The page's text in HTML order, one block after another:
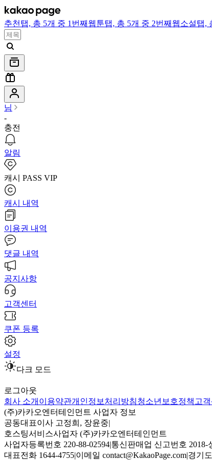
추천 탭, 총 5개 중 1번째 웹툰탭, 총 5개 중 2번째 웹소설탭,
님
-
충전
알림
캐시 PASS VIP
캐시 내역
이용권 내역
댓글 내역
공지사항
고객센터
쿠폰 등록
설정
다크 모드
로그아웃
회사 소개 이용약관개인정보처리방침청소년보호정책 고
(주)카카오엔터테인먼트 사업자 정보
공동대표이사 고정희, 장윤중|
호스팅서비스사업자 (주)카카오엔터테인먼트
사업자등록번호 220-88-02594|통신판매업 신고번호 2018-
대표전화 1644-4755|이메일 contact@KakaoPage.com|경기